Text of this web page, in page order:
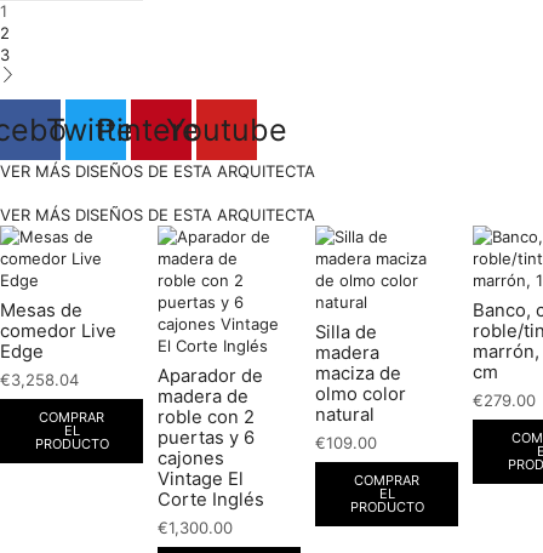
1
2
3
TwitterPinterestYoutube
VER MÁS DISEÑOS DE ESTA ARQUITECTA
VER MÁS DISEÑOS DE ESTA ARQUITECTA
Mesas de
comedor Live
Edge
€3,258.04
COMPRAR
EL
PRODUCTO
Aparador de
madera de
roble con 2
puertas y 6
cajones
Vintage El
Corte Inglés
€1,300.00
Silla de
madera
maciza de
olmo color
natural
€109.00
COMPRAR
EL
PRODUCTO
Banco,
roble/
marrón,
cm
€279.00